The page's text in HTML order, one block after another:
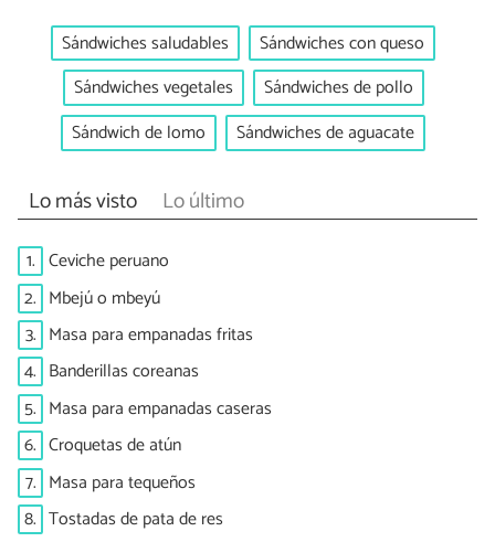
Sándwiches saludables
Sándwiches con queso
Sándwiches vegetales
Sándwiches de pollo
Sándwich de lomo
Sándwiches de aguacate
Lo más visto Lo último
1. Ceviche peruano
2. Mbejú o mbeyú
3. Masa para empanadas fritas
4. Banderillas coreanas
5. Masa para empanadas caseras
6. Croquetas de atún
7. Masa para tequeños
8. Tostadas de pata de res